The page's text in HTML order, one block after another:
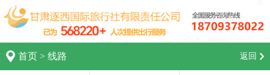
首页 > 线路 返回